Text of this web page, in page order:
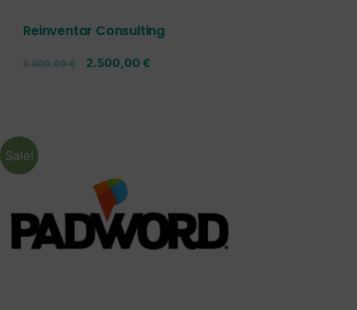
Reinventar Consulting
5.000,00€ 2.500,00 €
Sale!